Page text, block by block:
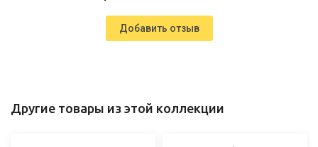
Добавить отзыв
Другие товары из этой коллекции